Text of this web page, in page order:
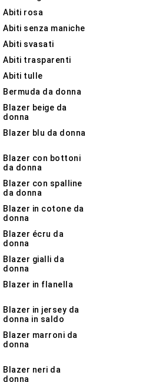
Abiti rosa
Abiti senza maniche
Abiti svasati
Abiti trasparenti
Abiti tulle
Bermuda da donna
Blazer beige da
donna
Blazer blu da donna
Blazer con bottoni
da donna
Blazer con spalline
da donna
Blazer in cotone da
donna
Blazer écru da
donna
Blazer gialli da
donna
Blazer in flanella
Blazer in jersey da
donna in saldo
Blazer marroni da
donna
Blazer neri da
donna